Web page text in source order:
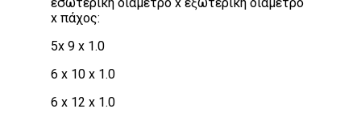
x πάχος:
5x 9 x 1.0
6 x 10 x 1.0
6 x 12 x 1.0